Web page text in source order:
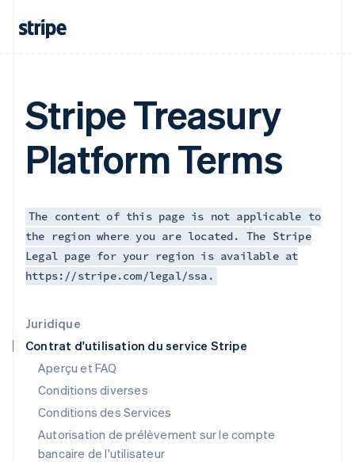
Juridique
Contrat d'utilisation du service Stripe
Aperçu et FAQ
Conditions diverses
Conditions des Services
Autorisation de prélèvement sur le compte
bancaire de l'utilisateur
Stripe Treasury
Platform Terms
The content of this page is not applicable to
the region where you are located. The Stripe
Legal page for your region is available at
https://stripe.com/legal/ssa.
États-Unis
Français English
Gibraltar
Grèce
English
English
Inde
English
Irlande
English
Italie
Japon
日本語English
Lettonie
English
Liechtenstein
Lituanie
English
Luxembourg